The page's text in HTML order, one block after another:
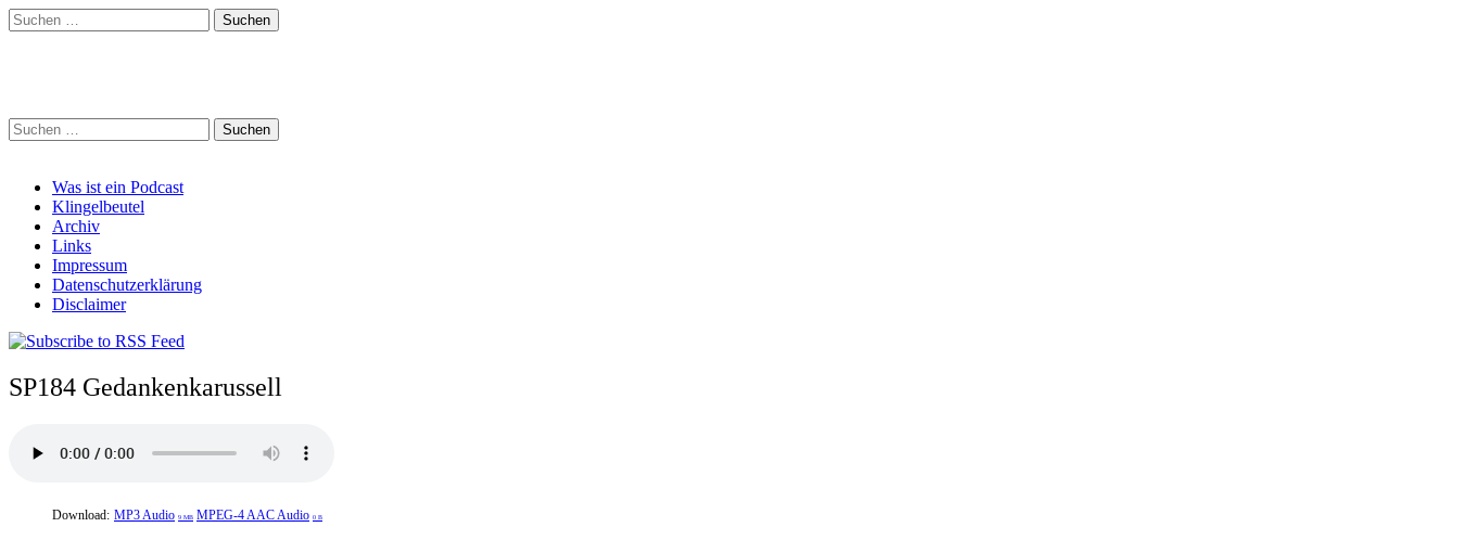
Suchen
nach:
Suchen
nach:
Main
menu
Skip
content
Was ist ein Podcast
Klingelbeutel
Archiv
Links
Impressum
Datenschutzerklärung
Disclaimer
SP184 Gedankenkarussell
Download: MP3 Audio 9 MB MPEG-4 AAC Audio 0 B